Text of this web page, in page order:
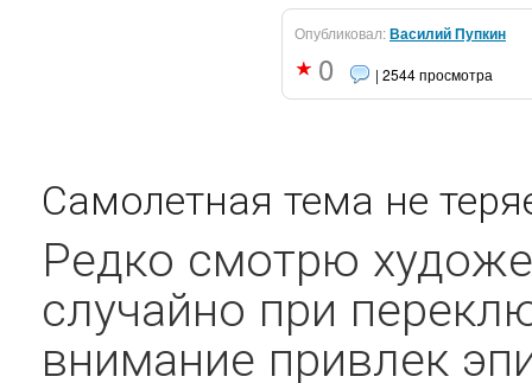
Опубликовал:Василий Пупкин
0 | 2544 просмотра
Самолетная тема не
Редко смотрю
случайно при
внимание привлек